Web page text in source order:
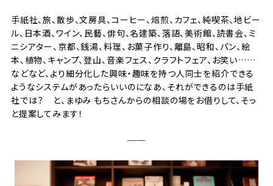
手紙社、旅、散歩、文房具、コーヒー、焙煎、カフェ、純喫茶、地ビー
ル、日本酒、ワイン、民藝、俳句、名建築、落語、美術館、読書会、ミ
ニシアター、京都、銭湯、料理、お菓子作り、離島、昭和、パン、絵
本、植物、キャンプ、登山、音楽フェス、クラフトフェア、お笑い……
などなど、より細分化した興味・趣味を持つ人同士を紹介できる
ようなシステムがあったらいいのになあ、それができるのは手紙
社では？ と、まゆみ もちさんからの相談の場をお借りして、そっ
と提案してみます！
──